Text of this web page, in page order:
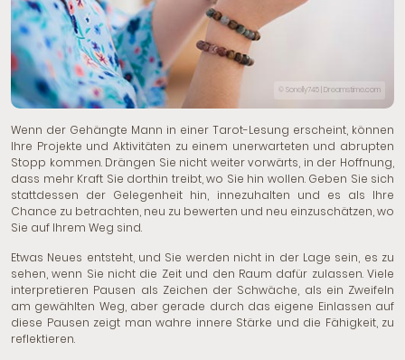
© Sonelly745 | Dreamstime.com
Wenn der Gehängte Mann in einer Tarot-Lesung erscheint, können
Ihre Projekte und Aktivitäten zu einem unerwarteten und abrupten
Stopp kommen. Drängen Sie nicht weiter vorwärts, in der Hoffnung,
dass mehr Kraft Sie dorthin treibt, wo Sie hin wollen. Geben Sie sich
stattdessen der Gelegenheit hin, innezuhalten und es als Ihre
Chance zu betrachten, neu zu bewerten und neu einzuschätzen, wo
Sie auf Ihrem Weg sind.
Etwas Neues entsteht, und Sie werden nicht in der Lage sein, es zu
sehen, wenn Sie nicht die Zeit und den Raum dafür zulassen. Viele
interpretieren Pausen als Zeichen der Schwäche, als ein Zweifeln
am gewählten Weg, aber gerade durch das eigene Einlassen auf
diese Pausen zeigt man wahre innere Stärke und die Fähigkeit, zu
reflektieren.